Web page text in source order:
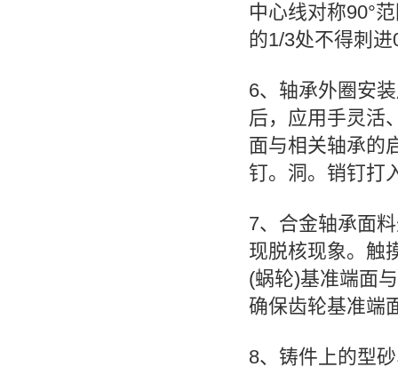
中心线对称90°
的1/3处不得刺
6、轴承外圈安
后，应用手灵活
面与相关轴承的
钉。洞。销钉打
7、合金轴承面
现脱核现象。触
(蜗轮)基准端面
确保齿轮基准端
8、铸件上的型